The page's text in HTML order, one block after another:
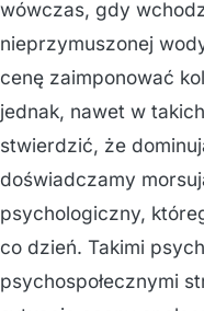
wówczas, gdy
nieprzymuszonej
cenę zaimponować
jednak, nawet w
stwierdzić, że
doświadczamy
psychologiczny,
co dzień. Takimi
psychospołecznymi